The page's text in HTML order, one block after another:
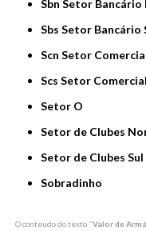
Sbn Setor
Sbs Setor Bancário
Scn Setor
Scs Setor
Setor O
Setor de Clubes
Setor de Clubes Sul
Sobradinho
O conteúdo do texto "Valor de